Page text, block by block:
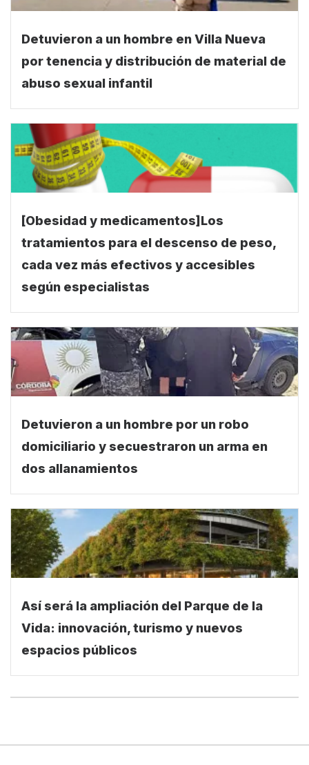
Detuvieron a un hombre en Villa Nueva
por tenencia y distribución de material de
abuso sexual infantil
[Obesidad y medicamentos]Los
tratamientos para el descenso de peso,
cada vez más efectivos y accesibles
según especialistas
Detuvieron a un hombre por un robo
domiciliario y secuestraron un arma en
dos allanamientos
Así será la ampliación del Parque de la
Vida: innovación, turismo y nuevos
espacios públicos